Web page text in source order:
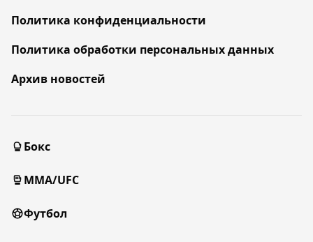
Политика конфиденциальности
Политика обработки персональных данных
Архив новостей
Бокс
MMA/UFC
Футбол